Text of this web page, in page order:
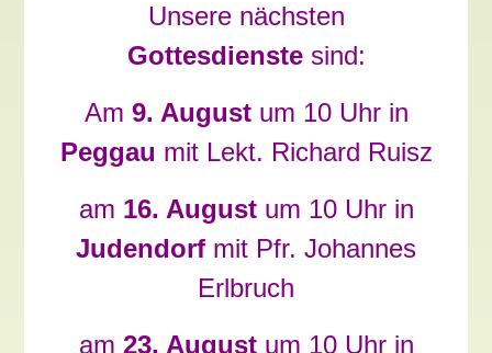
Unsere nächsten
Gottesdienstesind:
Am 9. Augustum 10 Uhr in
Peggau mit Lekt. Richard Ruisz
am 16. August um 10 Uhr in
Judendorf mit Pfr. Johannes
Erlbruch
am 23. Augustum 10 Uhr in